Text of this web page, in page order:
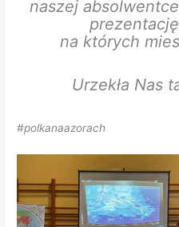
naszej
na których
Urzekła Nas
#polkanaazorach